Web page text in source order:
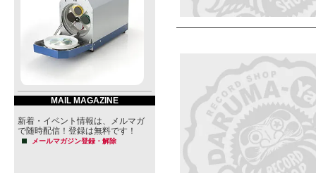
MAIL MAGAZINE
新着・イベント情報は、メルマガ
で随時配信！登録は無料です！
メールマガジン登録・解除